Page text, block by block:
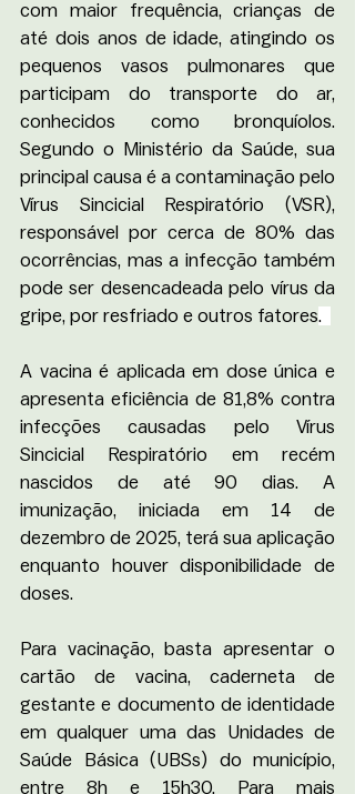
com maior frequência, crianças de
até dois anos de idade, atingindo os
pequenos vasos pulmonares que
participam do transporte do ar,
conhecidos como bronquíolos.
Segundo o Ministério da Saúde, sua
principal causa é a contaminação pelo
Vírus Sincicial Respiratório (VSR),
responsável por cerca de 80% das
ocorrências, mas a infecção também
pode ser desencadeada pelo vírus da
gripe, por resfriado e outros fatores.
A vacina é aplicada em dose única e
apresenta eficiência de 81,8% contra
infecções causadas pelo Vírus
Sincicial Respiratório em recém
nascidos de até 90 dias. A
imunização, iniciada em 14 de
dezembro de 2025, terá sua aplicação
enquanto houver disponibilidade de
doses.
Para vacinação, basta apresentar o
cartão de vacina, caderneta de
gestante e documento de identidade
em qualquer uma das Unidades de
Saúde Básica (UBSs) do município,
entre 8h e 15h30. Para mais